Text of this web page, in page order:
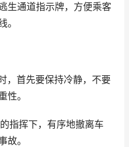
生通道指示牌，方便乘客
。
，首先要保持冷静，不要
性。
指挥下，有序地撤离车
故。